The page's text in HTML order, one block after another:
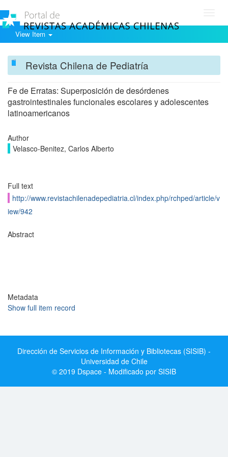
View Item
Revista Chilena de Pediatría
Fe de Erratas: Superposición de desórdenes
gastrointestinales funcionales escolares y adolescentes
latinoamericanos
Author
Velasco-Benitez, Carlos Alberto
Full text
http://www.revistachilenadepediatria.cl/index.php/rchped/article/v
iew/942
Abstract
Metadata
Show full item record
Dirección de Servicios de Información y Bibliotecas (SISIB) -
Universidad de Chile
© 2019 Dspace - Modificado por SISIB